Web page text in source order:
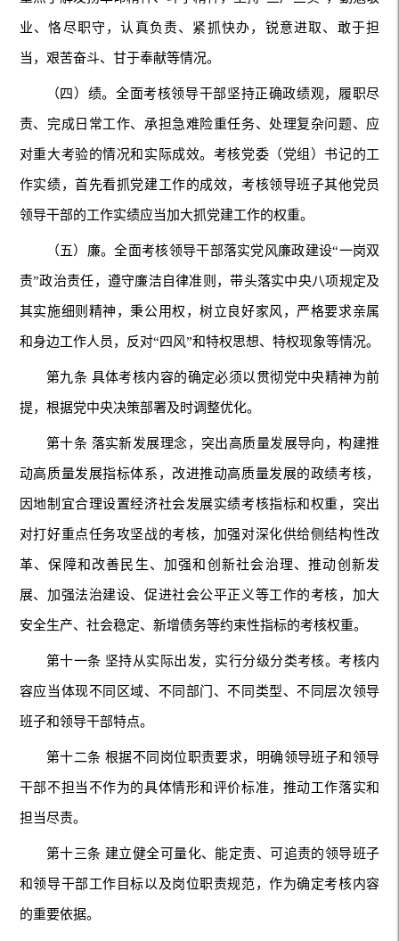
业、恪尽职守，认真负责、紧抓快办，锐意进取、敢于担
当，艰苦奋斗、甘于奉献等情况。
（四）绩。全面考核领导干部坚持正确政绩观，履职尽
责、完成日常工作、承担急难险重任务、处理复杂问题、应
对重大考验的情况和实际成效。考核党委（党组）书记的工
作实绩，首先看抓党建工作的成效，考核领导班子其他党员
领导干部的工作实绩应当加大抓党建工作的权重。
（五）廉。全面考核领导干部落实党风廉政建设“一岗双
责”政治责任，遵守廉洁自律准则，带头落实中央八项规定及
其实施细则精神，秉公用权，树立良好家风，严格要求亲属
和身边工作人员，反对“四风”和特权思想、特权现象等情况。
第九条 具体考核内容的确定必须以贯彻党中央精神为前
提，根据党中央决策部署及时调整优化。
第十条 落实新发展理念，突出高质量发展导向，构建推
动高质量发展指标体系，改进推动高质量发展的政绩考核，
因地制宜合理设置经济社会发展实绩考核指标和权重，突出
对打好重点任务攻坚战的考核，加强对深化供给侧结构性改
革、保障和改善民生、加强和创新社会治理、推动创新发
展、加强法治建设、促进社会公平正义等工作的考核，加大
安全生产、社会稳定、新增债务等约束性指标的考核权重。
第十一条 坚持从实际出发，实行分级分类考核。考核内
容应当体现不同区域、不同部门、不同类型、不同层次领导
班子和领导干部特点。
第十二条 根据不同岗位职责要求，明确领导班子和领导
干部不担当不作为的具体情形和评价标准，推动工作落实和
担当尽责。
第十三条 建立健全可量化、能定责、可追责的领导班子
和领导干部工作目标以及岗位职责规范，作为确定考核内容
的重要依据。